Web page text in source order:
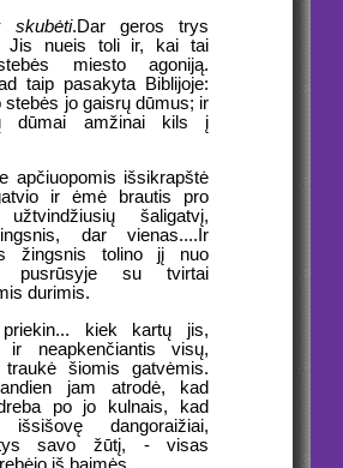
skubėti.Dar geros trys
Jis nueis toli ir, kai tai
miesto agoniją.
taip pasakyta Biblijoje:
stebės jo gaisrų dūmus; ir
dūmai amžinai kils į
apčiuopomis išsikrapštė
ir ėmė brautis pro
užtvindžiusių šaligatvį,
dar vienas....Ir
žingsnis tolino jį nuo
pusrūsyje su tvirtai
durimis.
kiek kartų jis,
ir neapkenčiantis visų,
traukė šiomis gatvėmis.
jam atrodė, kad
po jo kulnais, kad
išsišovę dangoraižiai,
savo žūtį, - visas